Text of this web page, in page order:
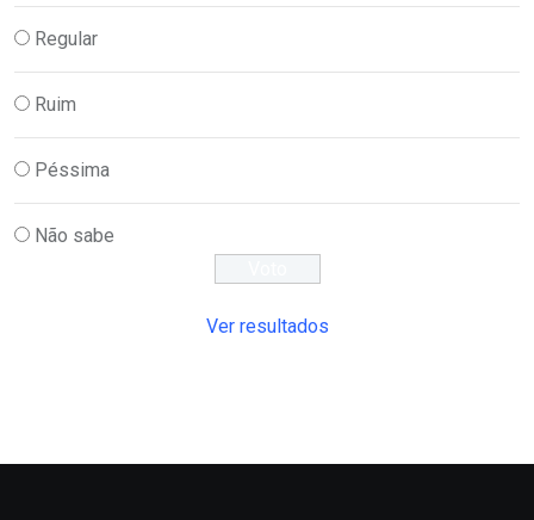
Regular
Ruim
Péssima
Não sabe
Ver resultados